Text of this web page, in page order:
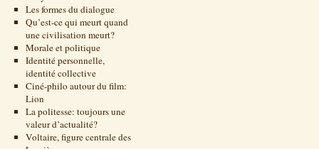
Les formes du dialogue
Qu’est-ce qui meurt quand
une civilisation meurt?
Morale et politique
Identité personnelle,
identité collective
Ciné-philo autour du film:
Lion
La politesse: toujours une
valeur d’actualité?
Voltaire, figure centrale des